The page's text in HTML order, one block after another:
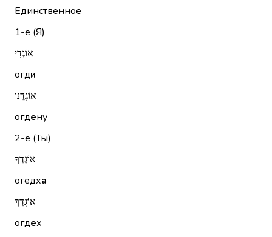
Единственное
1-е (Я)
אוֹגְדִי
огди
אוֹגְדֵנוּ
огдену
2-е (Ты)
אוֹגֶדְךָ
огедха
אוֹגְדֵךְ
огдех